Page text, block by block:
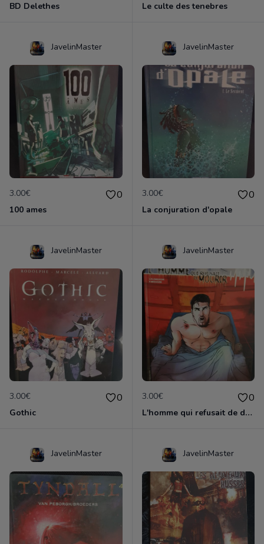
BD Delethes Le culte des tenebres
JavelinMaster
3.00€ 0
100 ames
JavelinMaster
3.00€ 0
La conjuration d'opale
JavelinMaster
3.00€ 0
Gothic
JavelinMaster
3.00€ 0
L'homme qui refusait de dormir
JavelinMaster JavelinMaster